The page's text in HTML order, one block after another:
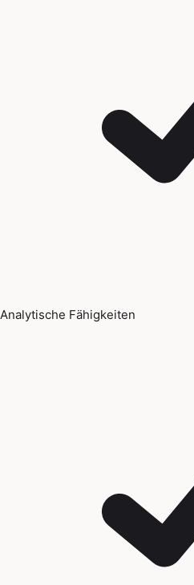
Analytische Fähigkeiten